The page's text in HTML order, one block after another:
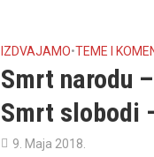
IZDVAJAMO•TEME I
Smrt narodu
Smrt slobodi
9. Maja 2018.